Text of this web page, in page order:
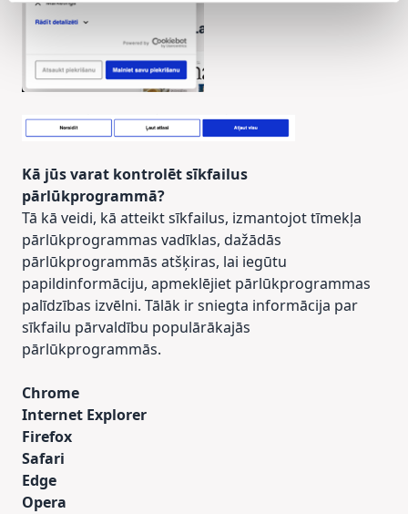
Kā jūs varat kontrolēt sīkfailus
pārlūkprogrammā?
Tā kā veidi, kā atteikt sīkfailus, izmantojot tīmekļa
pārlūkprogrammas vadīklas, dažādās
pārlūkprogrammās atšķiras, lai iegūtu
papildinformāciju, apmeklējiet pārlūkprogrammas
palīdzības izvēlni. Tālāk ir sniegta informācija par
sīkfailu pārvaldību populārākajās
pārlūkprogrammās.
Chrome
Internet Explorer
Firefox
Safari
Edge
Opera